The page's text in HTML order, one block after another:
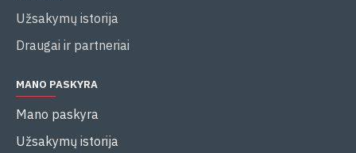
Užsakymų istorija
Draugai ir partneriai
MANO PASKYRA
Mano paskyra
Užsakymų istorija